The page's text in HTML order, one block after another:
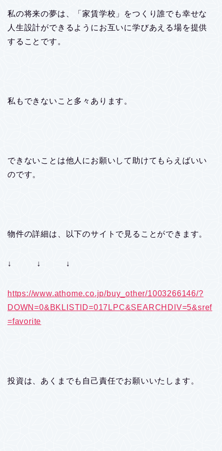
私の将来の夢は、「家賃学校」をつくり誰でも幸せな
人生設計ができるようにお互いに学びあえる場を提供
することです。
私もできないこと多々あります。
できないことは他人にお願いして助けてもらえばいい
のです。
物件の詳細は、以下のサイトで見ることができます。
↓ ↓ ↓
https://www.athome.co.jp/buy_other/1003266146/?
DOWN=0&BKLISTID=017LPC&SEARCHDIV=5&sref
=favorite
投資は、あくまでも自己責任でお願いいたします。